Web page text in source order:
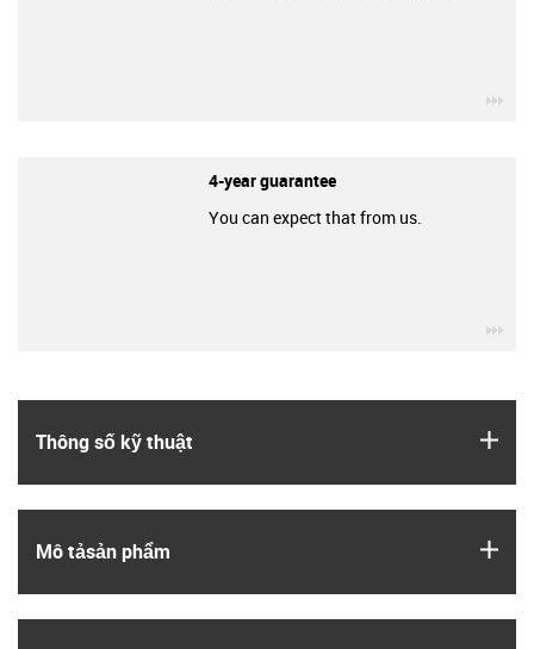
Thông số kỹ thuật
Mô tả­sản phẩm
4-year guarantee
You can expect that from us.